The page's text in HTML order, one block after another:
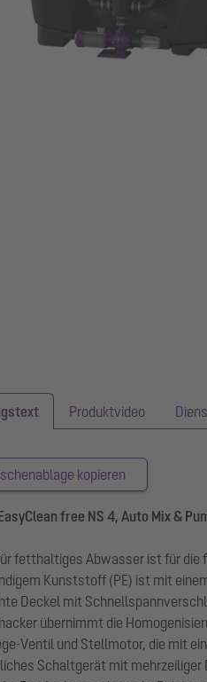
Produktvideo
kopieren
free NS 4, Auto Mix &
fetthaltiges Abwasser ist für
Kunststoff (PE) ist mit
Deckel mit
übernimmt die
Ventil und Stellmotor, die mit
Schaltgerät mit mehrzeiliger